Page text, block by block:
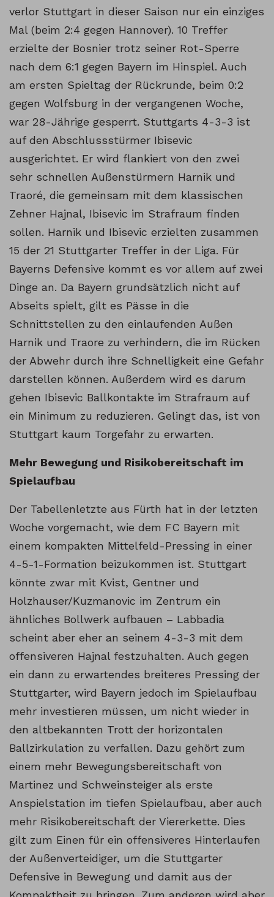
verlor Stuttgart in dieser Saison nur ein einziges
Mal (beim 2:4 gegen Hannover). 10 Treffer
erzielte der Bosnier trotz seiner Rot-Sperre
nach dem 6:1 gegen Bayern im Hinspiel. Auch
am ersten Spieltag der Rückrunde, beim 0:2
gegen Wolfsburg in der vergangenen Woche,
war 28-Jährige gesperrt. Stuttgarts 4-3-3 ist
auf den Abschlussstürmer Ibisevic
ausgerichtet. Er wird flankiert von den zwei
sehr schnellen Außenstürmern Harnik und
Traoré, die gemeinsam mit dem klassischen
Zehner Hajnal, Ibisevic im Strafraum finden
sollen. Harnik und Ibisevic erzielten zusammen
15 der 21 Stuttgarter Treffer in der Liga. Für
Bayerns Defensive kommt es vor allem auf zwei
Dinge an. Da Bayern grundsätzlich nicht auf
Abseits spielt, gilt es Pässe in die
Schnittstellen zu den einlaufenden Außen
Harnik und Traore zu verhindern, die im Rücken
der Abwehr durch ihre Schnelligkeit eine Gefahr
darstellen können. Außerdem wird es darum
gehen Ibisevic Ballkontakte im Strafraum auf
ein Minimum zu reduzieren. Gelingt das, ist von
Stuttgart kaum Torgefahr zu erwarten.
Mehr Bewegung und Risikobereitschaft im
Spielaufbau
Der Tabellenletzte aus Fürth hat in der letzten
Woche vorgemacht, wie dem FC Bayern mit
einem kompakten Mittelfeld-Pressing in einer
4-5-1-Formation beizukommen ist. Stuttgart
könnte zwar mit Kvist, Gentner und
Holzhauser/Kuzmanovic im Zentrum ein
ähnliches Bollwerk aufbauen – Labbadia
scheint aber eher an seinem 4-3-3 mit dem
offensiveren Hajnal festzuhalten. Auch gegen
ein dann zu erwartendes breiteres Pressing der
Stuttgarter, wird Bayern jedoch im Spielaufbau
mehr investieren müssen, um nicht wieder in
den altbekannten Trott der horizontalen
Ballzirkulation zu verfallen. Dazu gehört zum
einem mehr Bewegungsbereitschaft von
Martinez und Schweinsteiger als erste
Anspielstation im tiefen Spielaufbau, aber auch
mehr Risikobereitschaft der Viererkette. Dies
gilt zum Einen für ein offensiveres Hinterlaufen
der Außenverteidiger, um die Stuttgarter
Defensive in Bewegung und damit aus der